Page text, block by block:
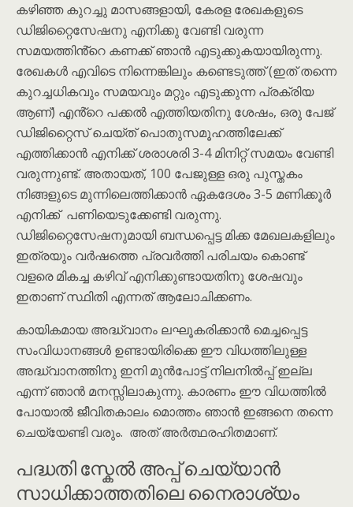
കഴിഞ്ഞ കുറച്ചു മാസങ്ങളായി, കേരള രേഖകളുടെ
ഡിജിറ്റൈസേഷനു എനിക്കു വേണ്ടി വരുന്ന
സമയത്തിൻ്റെ കണക്ക് ഞാൻ എടുക്കുകയായിരുന്നു.
രേഖകൾ എവിടെ നിന്നെങ്കിലും കണ്ടെടുത്ത് (ഇത് തന്നെ
കുറച്ചധികവും സമയവും മറ്റും എടുക്കുന്ന പ്രക്രിയ
ആണ്) എൻ്റെ പക്കൽ എത്തിയതിനു ശേഷം, ഒരു പേജ്
ഡിജിറ്റൈസ് ചെയ്ത് പൊതുസമൂഹത്തിലേക്ക്
എത്തിക്കാൻ എനിക്ക് ശരാശരി 3-4 മിനിറ്റ് സമയം വേണ്ടി
വരുന്നുണ്ട്. അതായത്, 100 പേജുള്ള ഒരു പുസ്തകം
നിങ്ങളുടെ മുന്നിലെത്തിക്കാൻ ഏകദേശം 3-5 മണിക്കൂർ
എനിക്ക് പണിയെടുക്കേണ്ടി വരുന്നു.
ഡിജിറ്റൈസേഷനുമായി ബന്ധപ്പെട്ട മിക്ക മേഖലകളിലും
ഇത്രയും വർഷത്തെ പ്രവർത്തി പരിചയം കൊണ്ട്
വളരെ മികച്ച കഴിവ് എനിക്കുണ്ടായതിനു ശേഷവും
ഇതാണ് സ്ഥിതി എന്നത് ആലോചിക്കണം.
കായികമായ അദ്ധ്വാനം ലഘൂകരിക്കാൻ മെച്ചപ്പെട്ട
സംവിധാനങ്ങൾ ഉണ്ടായിരിക്കെ ഈ വിധത്തിലുള്ള
അദ്ധ്വാനത്തിനു ഇനി മുൻപോട്ട് നിലനിൽപ്പ് ഇല്ല
എന്ന് ഞാൻ മനസ്സിലാകുന്നു. കാരണം ഈ വിധത്തിൽ
പോയാൽ ജീവിതകാലം മൊത്തം ഞാൻ ഇങ്ങനെ തന്നെ
ചെയ്യേണ്ടി വരും. അത് അർത്ഥരഹിതമാണ്.
പദ്ധതി സ്കേൽ അപ്പ് ചെയ്യാൻ
സാധിക്കാത്തതിലെ നൈരാശ്യം